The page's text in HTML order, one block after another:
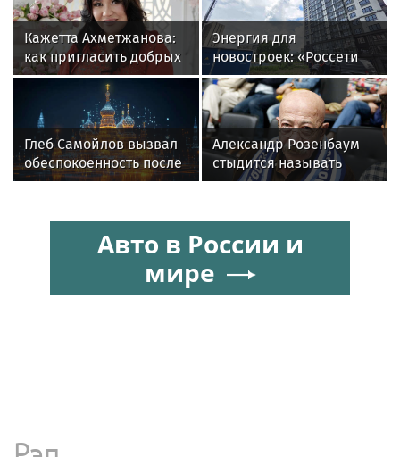
Кажетта Ахметжанова:
как пригласить добрых
духов в новый дом
Энергия для
новостроек: «Россети
Новосибирск»
обеспечили почти 12
МВт мощности для
новых жилых
кварталов
Глеб Самойлов вызвал
обеспокоенность после
концерта в Москве
Александр Розенбаум
стыдится называть
себя звездой
Авто в России и
мире